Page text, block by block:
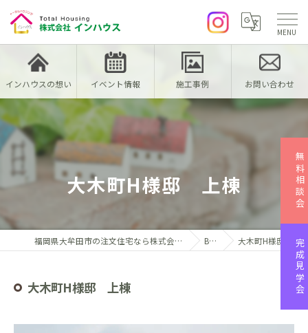
インハウスの想い イベント情報 施工事例 お問い合わせ
大木町H様邸 上棟
福岡県大牟田市の注文住宅なら株式会社インハウス Blog 大木町H様邸 上棟
大木町H様邸 上棟
無料相談会
完成見学会